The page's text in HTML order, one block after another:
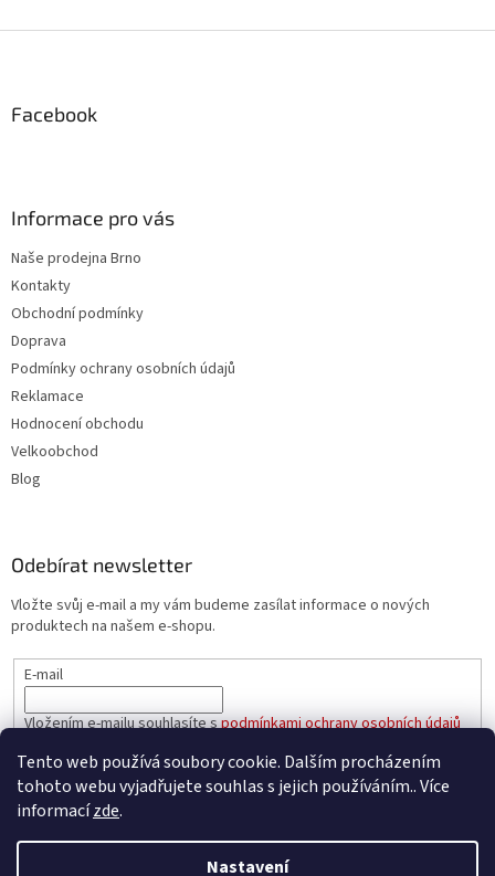
Tento web používá soubory cookie. Dalším procházením
tohoto webu vyjadřujete souhlas s jejich používáním.. Více
informacízde.
Nastavení
Facebook
Informace pro vás
Naše prodejna Brno
Kontakty
Obchodní podmínky
Doprava
Podmínky ochrany osobních údajů
Reklamace
Hodnocení obchodu
Velkoobchod
Blog
Odebírat newsletter
Vložte svůj e-mail a my vám budeme zasílat informace o nových
produktech na našem e-shopu.
E-mail
Vložením e-mailu souhlasíte spodmínkami ochrany osobních údajů
PŘIHLÁSIT SE